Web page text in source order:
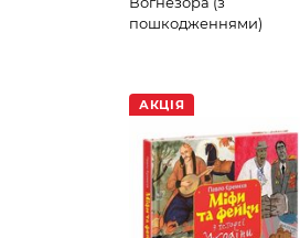
пошкодженнями)
АКЦІЯ